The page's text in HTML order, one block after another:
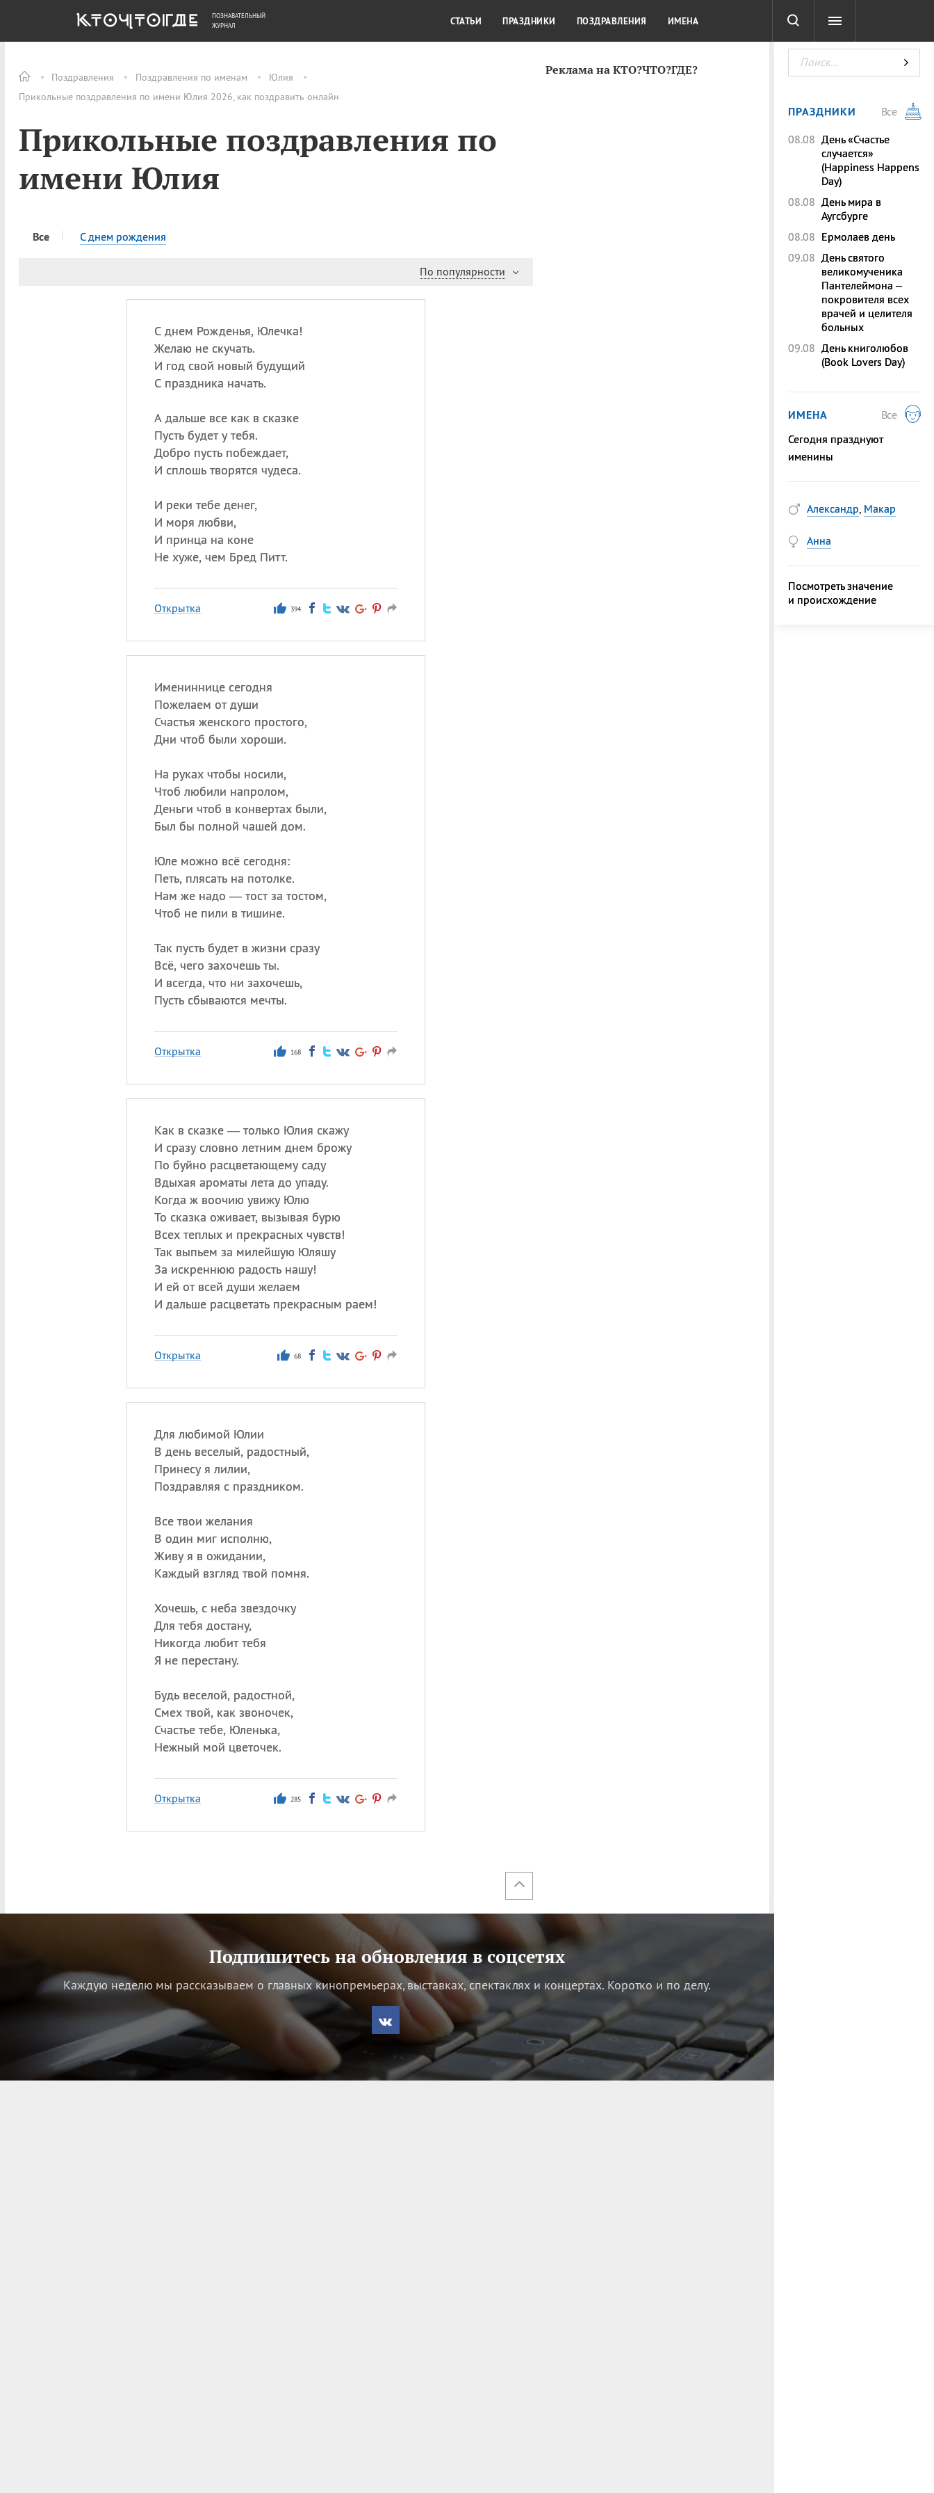
Поздравления Поздравления по именам
Юлия
Прикольные поздравления по имени Юлия 2026, как поздравить онлайн
Прикольные поздравления по
имени Юлия
Все C днем рождения
По популярности
С днем Рожденья, Юлечка!
Желаю не скучать.
И год свой новый будущий
С праздника начать.
А дальше все как в сказке
Пусть будет у тебя.
Добро пусть побеждает,
И сплошь творятся чудеса.
И реки тебе денег,
И моря любви,
И принца на коне
Не хуже, чем Бред Питт.
Открытка 394
Имениннице сегодня
Пожелаем от души
Счастья женского простого,
Дни чтоб были хороши.
На руках чтобы носили,
Чтоб любили напролом,
Деньги чтоб в конвертах были,
Был бы полной чашей дом.
Юле можно всё сегодня:
Петь, плясать на потолке.
Нам же надо — тост за тостом,
Чтоб не пили в тишине.
Так пусть будет в жизни сразу
Всё, чего захочешь ты.
И всегда, что ни захочешь,
Пусть сбываются мечты.
Открытка 168
Как в сказке — только Юлия скажу
И сразу словно летним днем брожу
По буйно расцветающему саду
Вдыхая ароматы лета до упаду.
Когда ж воочию увижу Юлю
То сказка оживает, вызывая бурю
Всех теплых и прекрасных чувств!
Так выпьем за милейшую Юляшу
За искреннюю радость нашу!
И ей от всей души желаем
И дальше расцветать прекрасным раем!
Открытка 68
Для любимой Юлии
В день веселый, радостный,
Принесу я лилии,
Поздравляя с праздником.
Все твои желания
В один миг исполню,
Живу я в ожидании,
Каждый взгляд твой помня.
Хочешь, с неба звездочку
Для тебя достану,
Никогда любит тебя
Я не перестану.
Будь веселой, радостной,
Смех твой, как звоночек,
Счастье тебе, Юленька,
Нежный мой цветочек.
Открытка 285
Реклама на КТО?ЧТО?ГДЕ?
Подпишитесь на обновления в соцсетях
Каждую неделю мы рассказываем о главных кинопремьерах, выставках, спектаклях и концертах. Коротко и по делу.
ОБЩЕСТВО ДЕНЬГИ КУЛЬТУРА КРАСОТА ТЕСТЫ
ПОЗНАВАТЕЛЬНЫЙ
ЖУРНАЛ
СТАТЬИ ПРАЗДНИКИ ПОЗДРАВЛЕНИЯ ИМЕНА
ПРАЗДНИКИ
Все
08.08 День «Счастье
случается»
(Happiness Happens
Day)
08.08 День мира в
Аугсбурге
08.08 Ермолаев день
09.08 День святого
великомученика
Пантелеймона –
покровителя всех
врачей и целителя
больных
09.08 День книголюбов
(Book Lovers Day)
ИМЕНА
Все
Сегодня празднуют
именины
Александр, Макар
Анна
Посмотреть значение
и происхождение